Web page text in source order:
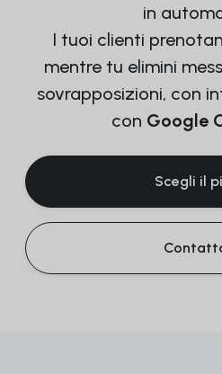
in
I tuoi clienti
mentre tu elimini
sovrapposizioni, con
con Google
Scegli il